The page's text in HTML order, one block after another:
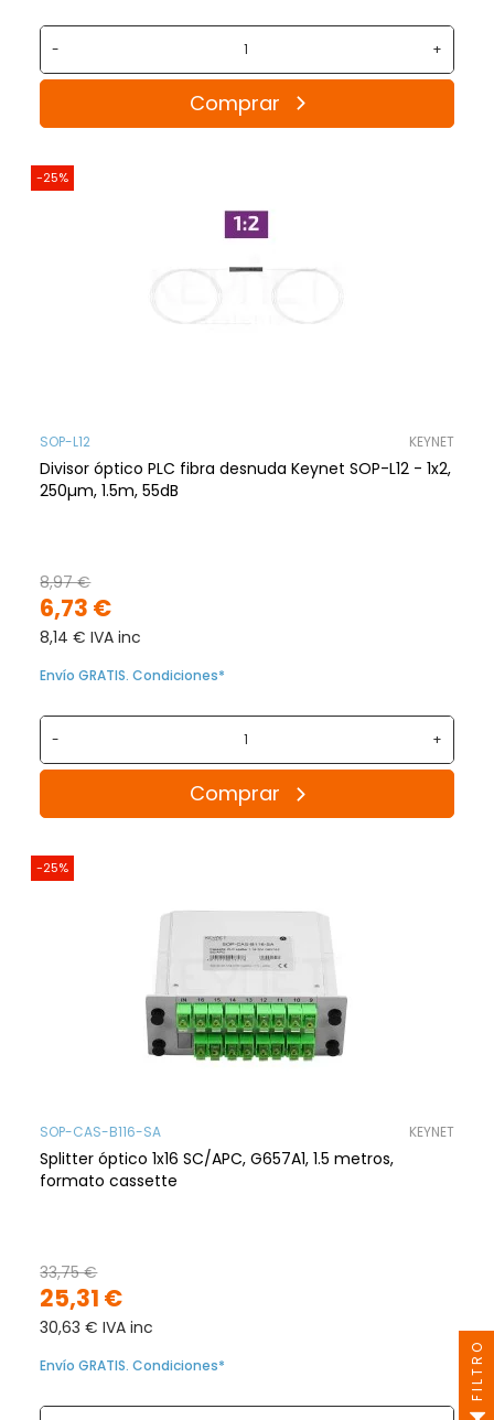
- +
Comprar
-25%
SOP-L12 KEYNET
Divisor óptico PLC fibra desnuda Keynet SOP-L12 - 1x2,
250µm, 1.5m, 55dB
6,73 €
8,97 €
8,14 € IVA inc
Envío GRATIS. Condiciones*
- +
Comprar
-25%
SOP-CAS-B116-SA KEYNET
Splitter óptico 1x16 SC/APC, G657A1, 1.5 metros,
formato cassette
25,31 €
33,75 €
30,63 € IVA inc
Envío GRATIS. Condiciones* FILTRO